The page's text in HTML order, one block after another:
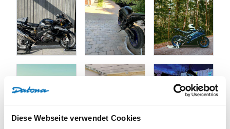
Diese Webseite verwendet Cookies